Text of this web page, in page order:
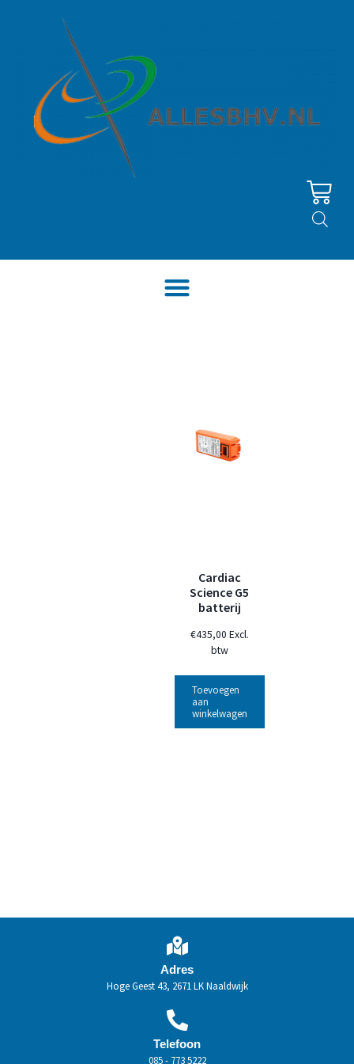
Cardiac
Science G5
batterij
€435,00 Excl.
btw
Toevoegen
aan
winkelwagen
Adres
Hoge Geest 43, 2671 LK Naaldwijk
Telefoon
085 - 773 5222